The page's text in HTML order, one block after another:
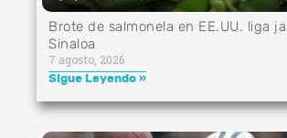
Brote de salmonela en EE.UU. liga
Sinaloa
7 agosto, 2026
Sigue Leyendo »